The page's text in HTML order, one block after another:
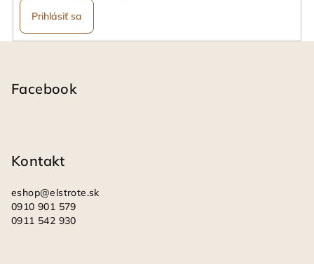
v
Prihlásiť sa
Facebook
Kontakt
eshop@elstrote.sk
0910 901 579
0911 542 930